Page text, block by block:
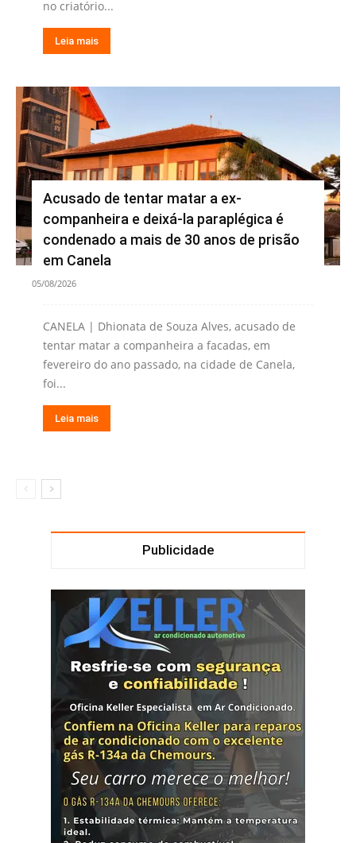
no criatório...
Leia mais
Acusado de tentar matar a ex-
companheira e deixá-la paraplégica é
condenado a mais de 30 anos de prisão
em Canela
05/08/2026
CANELA | Dhionata de Souza Alves, acusado de
tentar matar a companheira a facadas, em
fevereiro do ano passado, na cidade de Canela,
foi...
Leia mais
Publicidade